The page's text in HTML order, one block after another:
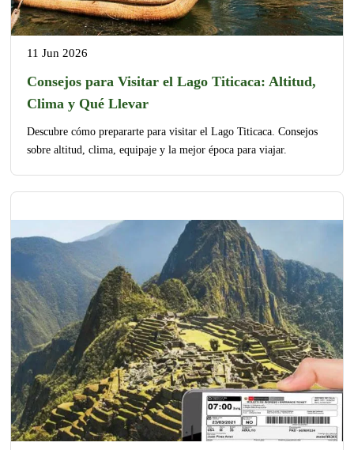
11 Jun 2026
Consejos para Visitar el Lago Titicaca: Altitud,
Clima y Qué Llevar
Descubre cómo prepararte para visitar el Lago Titicaca. Consejos
sobre altitud, clima, equipaje y la mejor época para viajar.